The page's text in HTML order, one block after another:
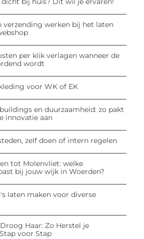
verzending werken bij het laten
per klik verlagen wanneer de
wordt
voor WK of EK
en duurzaamheid: zo pakt
innovatie aan
zelf doen of intern regelen
tot Molenvliet: welke
bij jouw wijk in Woerden?
laten maken voor diverse
Haar: Zo Herstel je
voor Stap